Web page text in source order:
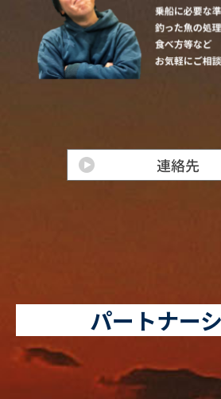
パートナー